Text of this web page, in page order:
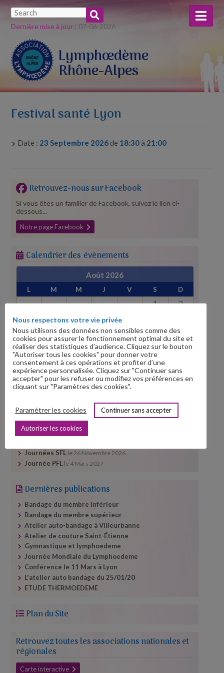
Dernière mise à jour : 07-​06-​2026
Lymphœdème
Rhône-Alpes
Festival santé Lyon
Date : 23 Septembre 2026de 18:30à 21:00
Retrouvez-nous sur Facebook
Si vous êtes un familier de Facebook, suivez le lien ci-
dessous...
Notre page Facebook
Calendrier des évènements
Août 2026
L M M J V S D
1
2
3
4 5 6
10
11 12 13 14 15
16
17
18 19 20 21 22
23
24
25 26 27 28 29
31
« Juil
Prochains évènements
Festival santé Lyon
Journées SFL le26 Novembre 2026
Journée PFL le 4 Mars 2027
Dernières publications
Bandage du membre inférieur
Bandage du membre supérieur
Atelier auto-​bandage à Villeurbanne
Atelier de couture Saint-Étienne
Gymnastique et lymphoedeme
Journée Mondiale du Lymphoedeme
Conférence le 11 Mars à Lyon
L'atelier auto bandage du 25/​01/​20
ETUDE THERMOEDEME
Plan du Site
Retrouvez toutes les associations nationales et
régionales
Carte interactive
Nous respectons votre vie privée
Nous utilisons des données non sensibles comme des
cookies pour assurer le fonctionnement optimal du site et
réaliser des statistiques d’audience. Cliquez sur le bouton
"Autoriser tous les cookies" pour donner votre
consentement à ces opérations et profiter d’une
expérience personnalisée. Cliquez sur "Continuer sans
accepter" pour les refuser ou modifiez vos préférences en
cliquant sur "Paramètres des cookies".
Paramétrer les cookies Continuer sans accepter
Autoriser les cookies